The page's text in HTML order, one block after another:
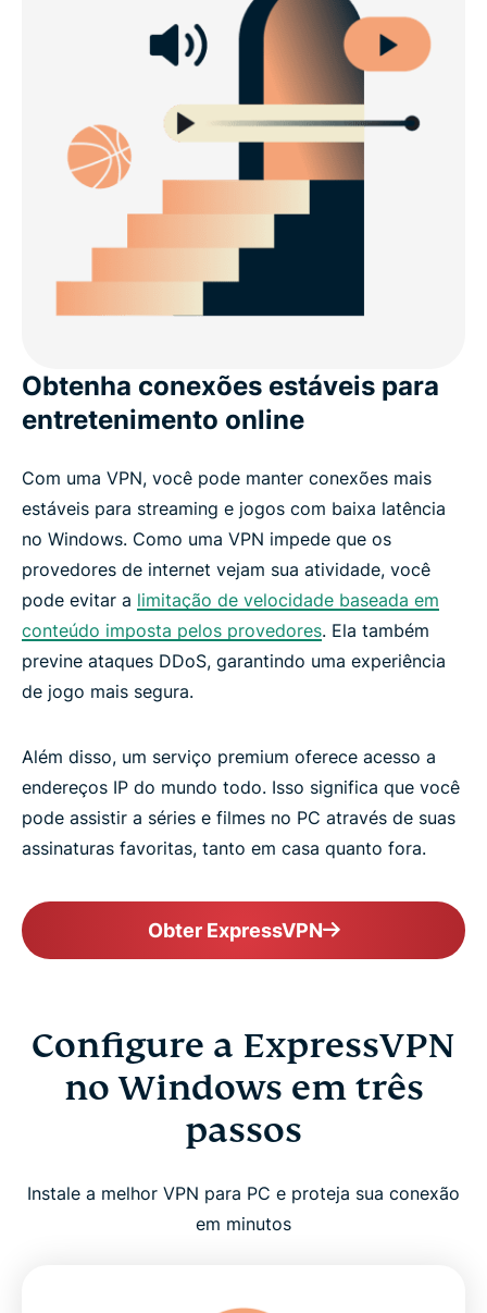
Obtenha conexões estáveis ​​para
entretenimento online
Com uma VPN, você pode manter conexões mais
estáveis ​​para streaming e jogos com baixa latência
no Windows. Como uma VPN impede que os
provedores de internet vejam sua atividade, você
pode evitar a limitação de velocidade baseada em
conteúdo imposta pelos provedores. Ela também
previne ataques DDoS, garantindo uma experiência
de jogo mais segura.
Além disso, um serviço premium oferece acesso a
endereços IP do mundo todo. Isso significa que você
pode assistir a séries e filmes no PC através de suas
assinaturas favoritas, tanto em casa quanto fora.
Obter ExpressVPN
Configure a ExpressVPN
no Windows em três
passos
Instale a melhor VPN para PC e proteja sua conexão
em minutos